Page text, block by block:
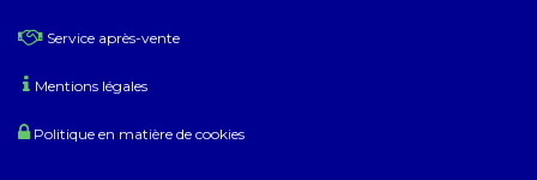
Service après-vente
Mentions légales
Politique en matière de cookies